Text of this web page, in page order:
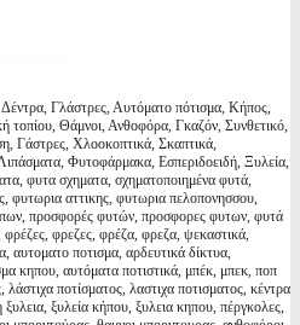
Γλάστρες, Αυτόματο πότισμα, Κήπος,
τοπίου, Θάμνοι, Ανθοφόρα, Γκαζόν, Συνθετικό,
Γάστρες, Χλοοκοπτικά, Σκαπτικά,
Φυτοφάρμακα, Εσπεριδοειδή, Ξυλεία,
φυτα σχηματα, σχηματοποιημένα φυτά,
φυτωρια αττικης, φυτωρια πελοπονησσου,
προσφορές φυτών, προσφορες φυτων, φυτά
φρεζες, φρέζα, φρεζα, ψεκαστικά,
αυτοματο ποτισμα, αρδευτικά δίκτυα,
κηπου, αυτόματα ποτιστικά, μπέκ, μπεκ, ποπ
ποτίσματος, λαστιχα ποτισματος, κέντρα
ξυλεία κήπου, ξυλεια κηπου, πέργκολες,